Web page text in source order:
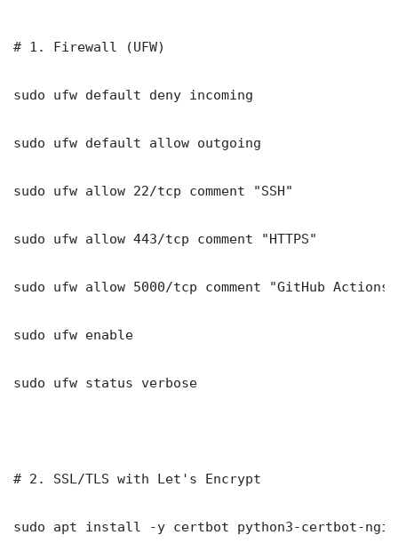
# 1. Firewall (UFW)
sudo ufw default deny incoming
sudo ufw default allow outgoing
sudo ufw allow 22/tcp comment "SSH"
sudo ufw allow 443/tcp comment "HTTPS"
sudo ufw allow 5000/tcp comment "GitHub
sudo ufw enable
sudo ufw status verbose
# 2. SSL/TLS with Let's Encrypt
sudo apt install -y certbot python3-certbot-